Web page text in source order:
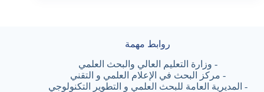
روابط مهمة
- وزارة التعليم العالي والبحث العلمي
- مركز البحث في الإعلام العلمي و التقني
- المديرية العامة للبحث العلمي و التطوير التكنولوجي